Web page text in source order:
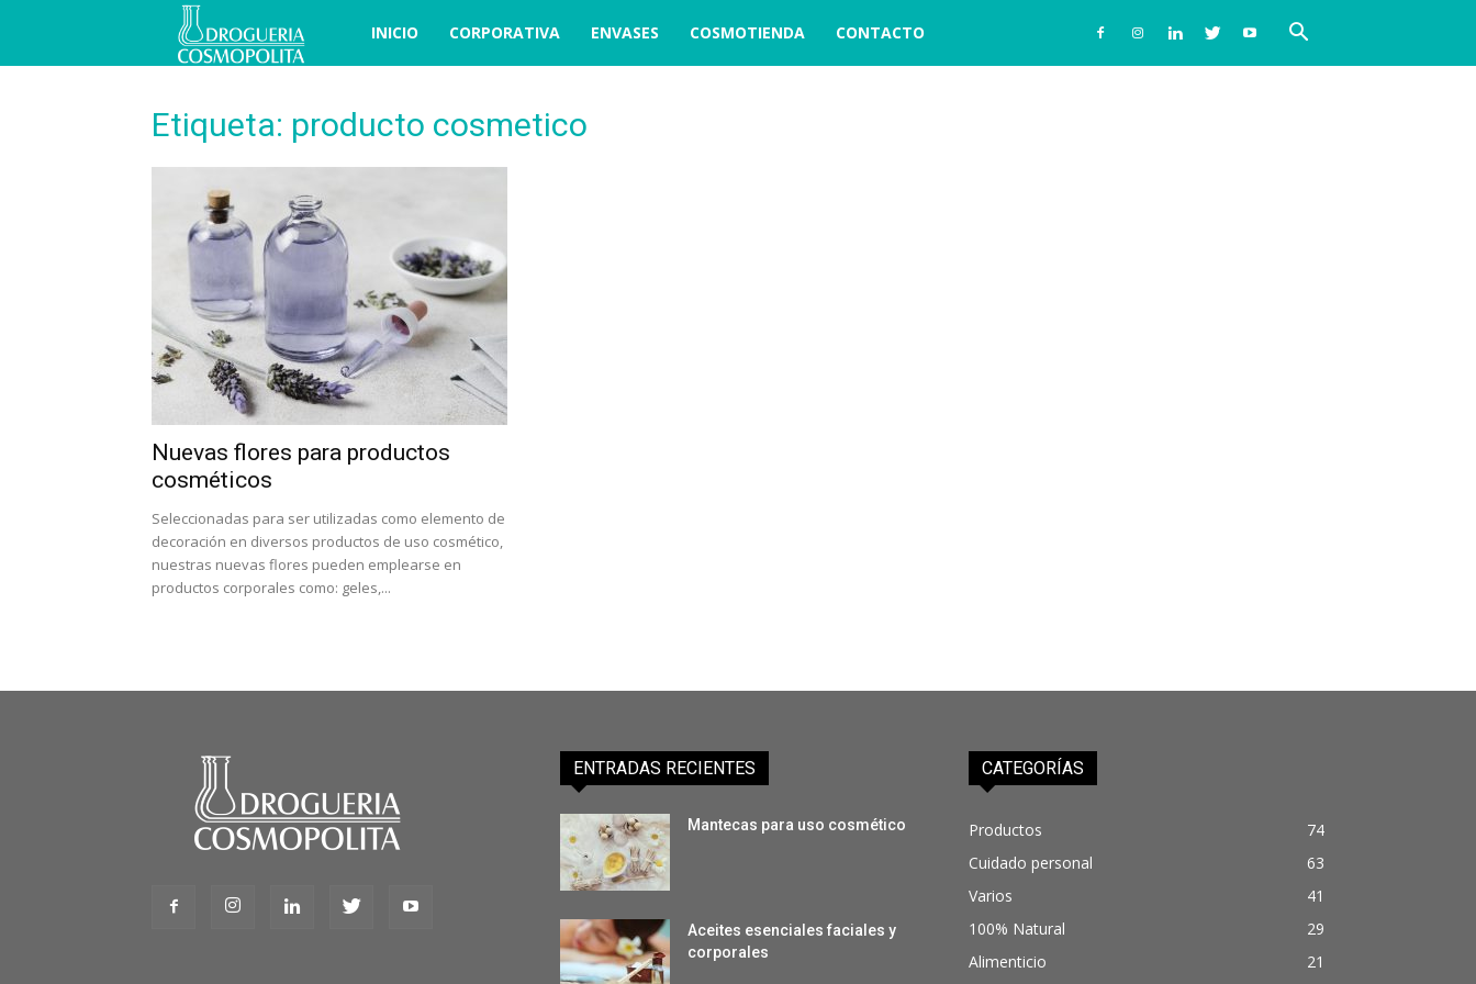
COSBLOG
INICIO CORPORATIVA ENVASES COSMOTIENDA CONTACTO
Etiqueta: producto cosmetico
Nuevas flores para productos
cosméticos
Seleccionadas para ser utilizadas como elemento de
decoración en diversos productos de uso cosmético,
nuestras nuevas flores pueden emplearse en
productos corporales como: geles,...
ENTRADAS RECIENTES
Mantecas para uso cosmético
Aceites esenciales faciales y
corporales
CATEGORÍAS
Productos
74
Cuidado personal
63
Varios
41
100% Natural
29
Alimenticio
21